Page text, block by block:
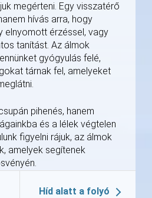
megérteni. Egy visszatérő
hívás arra, hogy
elnyomott érzéssel, vagy
tanítást. Az álmok
gyógyulás felé,
tárnak fel, amelyeket
pihenés, hanem
és a lélek végtelen
figyelni rájuk, az álmok
amelyek segítenek
Híd alatt a folyó